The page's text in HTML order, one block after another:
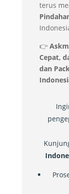
terus
👉
Cepat,
dan